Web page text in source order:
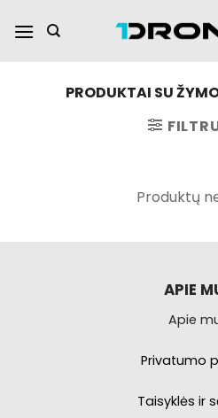
turinį
PRODUKTAI SU
Produktų
APIE
Apie
Privatumo
Taisyklės ir